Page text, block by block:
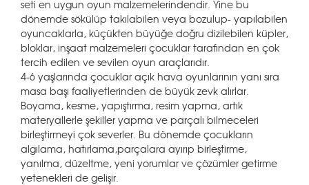
seti en uygun oyun malzemelerindendir. Yine bu
dönemde sökülüp takılabilen veya bozulup- yapılabilen
oyuncaklarla, küçükten büyüğe doğru dizilebilen küpler,
bloklar, inşaat malzemeleri çocuklar tarafından en çok
tercih edilen ve sevilen oyun araçlarıdır.
4-6 yaşlarında çocuklar açık hava oyunlarının yanı sıra
masa başı faaliyetlerinden de büyük zevk alırlar.
Boyama, kesme, yapıştırma, resim yapma, artık
materyallerle şekiller yapma ve parçalı bilmeceleri
birleştirmeyi çok severler. Bu dönemde çocukların
algılama, hatırlama,parçalara ayırıp birleştirme,
yanılma, düzeltme, yeni yorumlar ve çözümler getirme
yetenekleri de gelişir.